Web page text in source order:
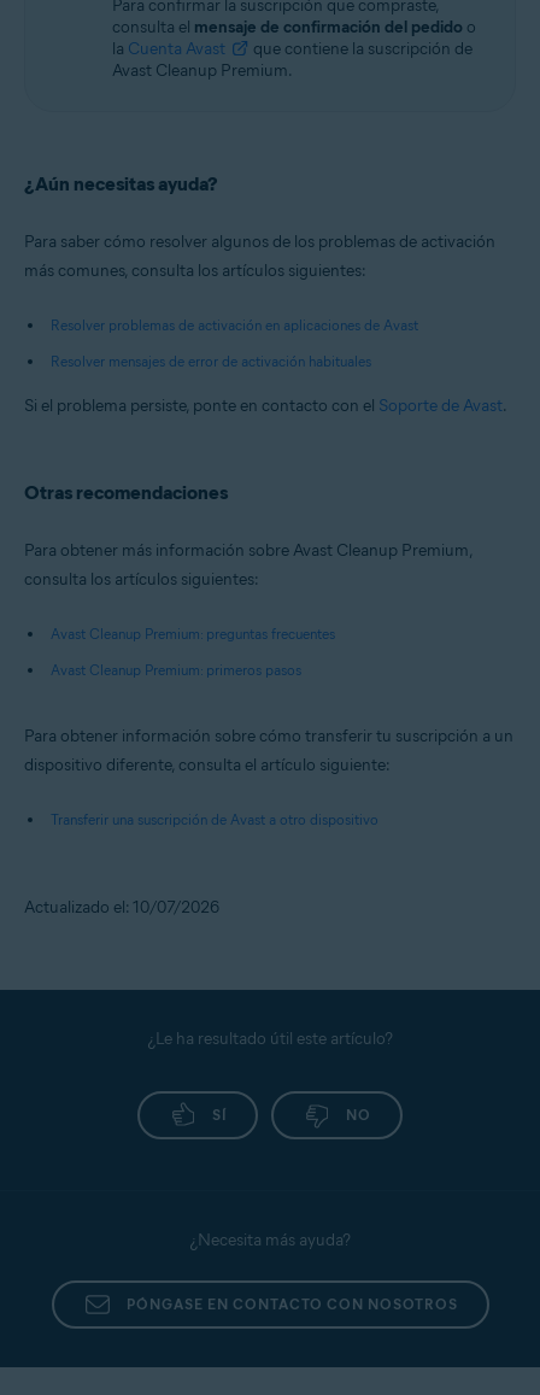
Para confirmar la suscripción que compraste,
consulta el mensaje de confirmación del pedido o
la Cuenta Avast
que contiene la suscripción de
Avast Cleanup Premium.
¿Aún necesitas ayuda?
Para saber cómo resolver algunos de los problemas de activación
más comunes, consulta los artículos siguientes:
Resolver problemas de activación en aplicaciones de Avast
Resolver mensajes de error de activación habituales
Si el problema persiste, ponte en contacto con el Soporte de Avast.
Otras recomendaciones
Para obtener más información sobre Avast Cleanup Premium,
consulta los artículos siguientes:
Avast Cleanup Premium: preguntas frecuentes
Avast Cleanup Premium: primeros pasos
Para obtener información sobre cómo transferir tu suscripción a un
dispositivo diferente, consulta el artículo siguiente:
Transferir una suscripción de Avast a otro dispositivo
Actualizado el: 10/07/2026
¿Le ha resultado útil este artículo?
SÍ NO
¿Necesita más ayuda?
PÓNGASE EN CONTACTO CON NOSOTROS